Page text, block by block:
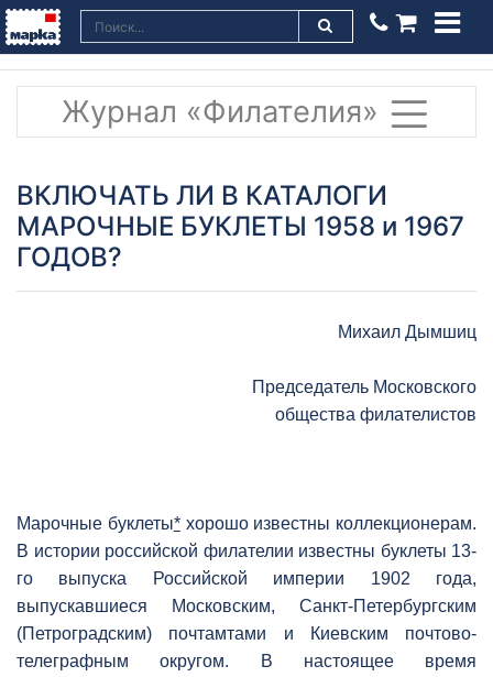
Журнал «Филателия»
ВКЛЮЧАТЬ ЛИ В КАТАЛОГИ
МАРОЧНЫЕ БУКЛЕТЫ 1958 и 1967
ГОДОВ?
Михаил Дымшиц
Председатель Московского
общества филателистов
Марочные буклеты*хорошо известны коллекционерам.
В истории российской филателии известны буклеты 13-
го выпуска Российской империи 1902 года,
выпускавшиеся Московским, Санкт-Петербургским
(Петроградским) почтамтами и Киевским почтово-
телеграфным округом. В настоящее время